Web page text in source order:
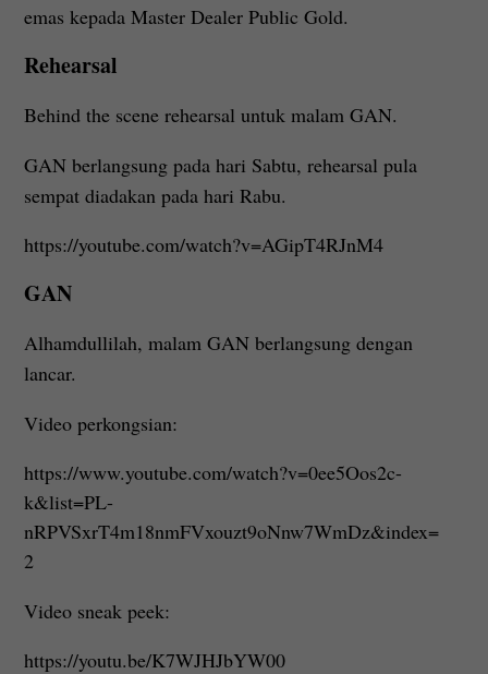
emas kepada Master Dealer Public Gold.
Rehearsal
Behind the scene rehearsal untuk malam GAN.
GAN berlangsung pada hari Sabtu, rehearsal pula
sempat diadakan pada hari Rabu.
https://youtube.com/watch?v=AGipT4RJnM4
GAN
Alhamdullilah, malam GAN berlangsung dengan
lancar.
Video perkongsian:
https://www.youtube.com/watch?v=0ee5Oos2c-
k&list=PL-
nRPVSxrT4m18nmFVxouzt9oNnw7WmDz&index=
2
Video sneak peek:
https://youtu.be/K7WJHJbYW00